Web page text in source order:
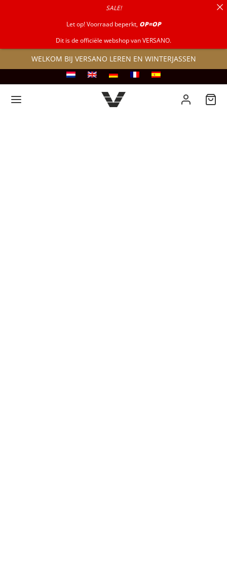
WELKOM BIJ VERSANO LEREN EN WINTERJASSEN
SALE!
Let op! Voorraad beperkt, OP=OP
Dit is de officiële webshop van VERSANO.